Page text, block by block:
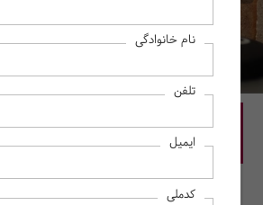
قیمت دوره: 4,000,000 ریال
در این دوره رزرو کنید.
نام خانوادگی
تلفن
ایمیل
کدملی